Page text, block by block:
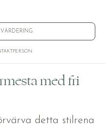
med fri
detta stilrena